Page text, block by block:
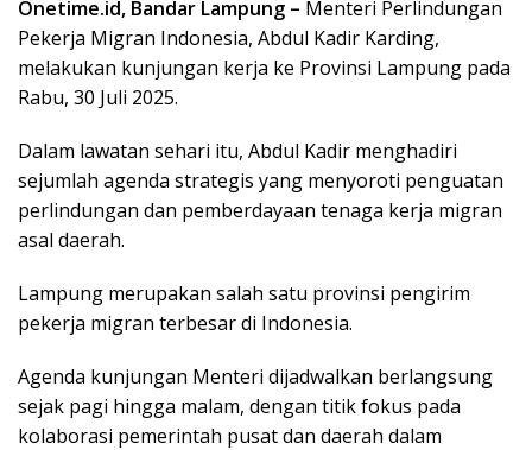
Onetime.id, Bandar Lampung – Menteri Perlindungan
Pekerja Migran Indonesia, Abdul Kadir Karding,
melakukan kunjungan kerja ke Provinsi Lampung pada
Rabu, 30 Juli 2025.
Dalam lawatan sehari itu, Abdul Kadir menghadiri
sejumlah agenda strategis yang menyoroti penguatan
perlindungan dan pemberdayaan tenaga kerja migran
asal daerah.
Lampung merupakan salah satu provinsi pengirim
pekerja migran terbesar di Indonesia.
Agenda kunjungan Menteri dijadwalkan berlangsung
sejak pagi hingga malam, dengan titik fokus pada
kolaborasi pemerintah pusat dan daerah dalam